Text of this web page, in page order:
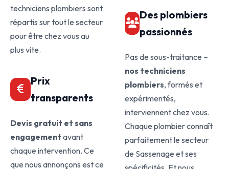
techniciens plombiers sont
répartis sur tout le secteur
pour être chez vous au
plus vite.
Prix
transparents
Devis gratuit et sans
engagement avant
chaque intervention. Ce
que nous annonçons est ce
Des plombiers
passionnés
Pas de sous-traitance –
nos techniciens
plombiers, formés et
expérimentés,
interviennent chez vous.
Chaque plombier connaît
parfaitement le secteur
de Sassenage et ses